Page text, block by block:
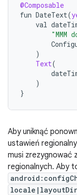
@Composable
fun DateText(
val
"MMM
)
Text(
)
}
Aby uniknąć
ustawień
musi zrezygnować
regionalnych. Aby